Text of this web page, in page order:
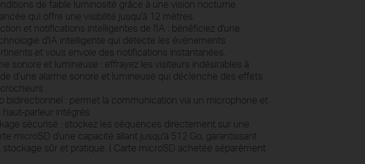
de faible luminosité grâce à une vision nocturne
qui offre une visibilité jusqu'à 12 mètres.
et notifications intelligentes de l'IA : bénéficiez d'une
d'IA intelligente qui détecte les événements
et vous envoie des notifications instantanées.
sonore et lumineuse : effrayez les visiteurs indésirables à
d’une alarme sonore et lumineuse qui déclenche des effets
bidirectionnel : permet la communication via un microphone et
haut-parleur intégrés
sécurisé : stockez les séquences directement sur une
microSD d'une capacité allant jusqu'à 512 Go, garantissant
stockage sûr et pratique. ( Carte microSD achetée séparément